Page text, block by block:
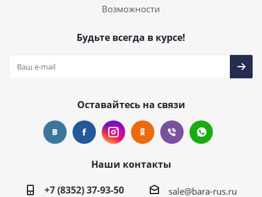
Возможности
Будьте всегда в курсе!
Оставайтесь на связи
Наши контакты
+7 (8352) 37-93-50
sale@bara-rus.ru